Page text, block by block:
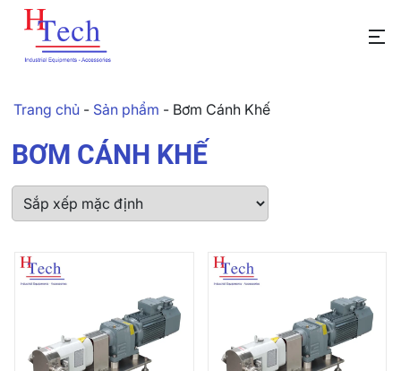
Trang chủ - Sản phẩm - Bơm Cánh Khế
BƠM CÁNH KHẾ